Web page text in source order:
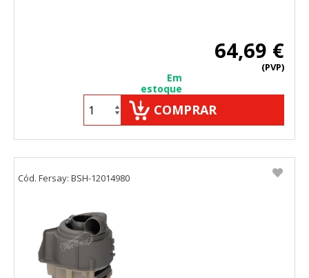
64,69 €
(PVP)
Em
estoque
COMPRAR
Cód. Fersay: BSH-12014980
CONFIGURACIÓN DE COOKIES